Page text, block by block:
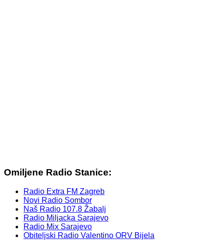
Omiljene Radio Stanice:
Radio Extra FM Zagreb
Novi Radio Sombor
Naš Radio 107.8 Žabalj
Radio Miljacka Sarajevo
Radio Mix Sarajevo
Obiteljski Radio Valentino ORV Bijela